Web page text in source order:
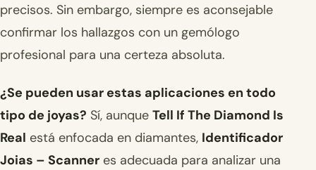
precisos. Sin embargo, siempre es aconsejable
confirmar los hallazgos con un gemólogo
profesional para una certeza absoluta.
¿Se pueden usar estas aplicaciones en todo
tipo de joyas? Sí, aunque Tell If The Diamond Is
Real está enfocada en diamantes, Identificador
Joias – Scanner es adecuada para analizar una